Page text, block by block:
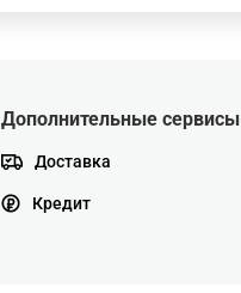
Дополнительные сервисы
Доставка
Кредит